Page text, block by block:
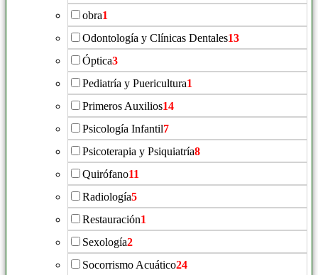
obra1
Odontología y Clínicas Dentales13
Óptica3
Pediatría y Puericultura1
Primeros Auxilios14
Psicología Infantil7
Psicoterapia y Psiquiatría8
Quirófano11
Radiología5
Restauración1
Sexología2
Socorrismo Acuático24